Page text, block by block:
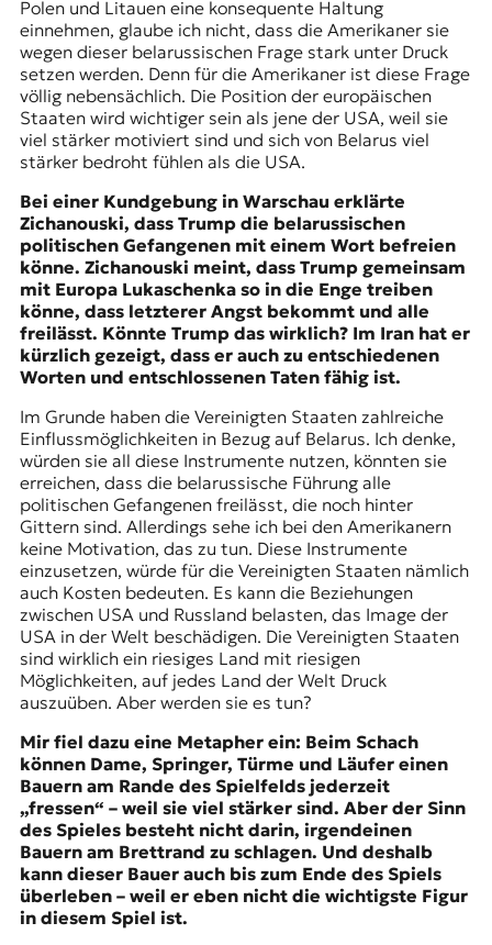
Polen und Litauen eine konsequente Haltung
einnehmen, glaube ich nicht, dass die Amerikaner sie
wegen dieser belarussischen Frage stark unter Druck
setzen werden. Denn für die Amerikaner ist diese Frage
völlig nebensächlich. Die Position der europäischen
Staaten wird wichtiger sein als jene der USA, weil sie
viel stärker motiviert sind und sich von Belarus viel
stärker bedroht fühlen als die USA.
Bei einer Kundgebung in Warschau erklärte
Zichanouski, dass Trump die belarussischen
politischen Gefangenen mit einem Wort befreien
könne. Zichanouski meint, dass Trump gemeinsam
mit Europa Lukaschenka so in die Enge treiben
könne, dass letzterer Angst bekommt und alle
freilässt. Könnte Trump das wirklich? Im Iran hat er
kürzlich gezeigt, dass er auch zu entschiedenen
Worten und entschlossenen Taten fähig ist.
Im Grunde haben die Vereinigten Staaten zahlreiche
Einflussmöglichkeiten in Bezug auf Belarus. Ich denke,
würden sie all diese Instrumente nutzen, könnten sie
erreichen, dass die belarussische Führung alle
politischen Gefangenen freilässt, die noch hinter
Gittern sind. Allerdings sehe ich bei den Amerikanern
keine Motivation, das zu tun. Diese Instrumente
einzusetzen, würde für die Vereinigten Staaten nämlich
auch Kosten bedeuten. Es kann die Beziehungen
zwischen USA und Russland belasten, das Image der
USA in der Welt beschädigen. Die Vereinigten Staaten
sind wirklich ein riesiges Land mit riesigen
Möglichkeiten, auf jedes Land der Welt Druck
auszuüben. Aber werden sie es tun?
Mir fiel dazu eine Metapher ein: Beim Schach
können Dame, Springer, Türme und Läufer einen
Bauern am Rande des Spielfelds jederzeit
„fressen“ – weil sie viel stärker sind. Aber der Sinn
des Spieles besteht nicht darin, irgendeinen
Bauern am Brettrand zu schlagen. Und deshalb
kann dieser Bauer auch bis zum Ende des Spiels
überleben – weil er eben nicht die wichtigste Figur
in diesem Spiel ist.